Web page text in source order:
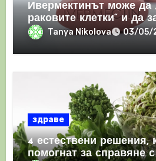
Ивермектинът може да
раковите клетки“ и да
имунния отговор
Tanya Nikolova 03/05/
здраве
4 естествени решения,
помогнат за справяне